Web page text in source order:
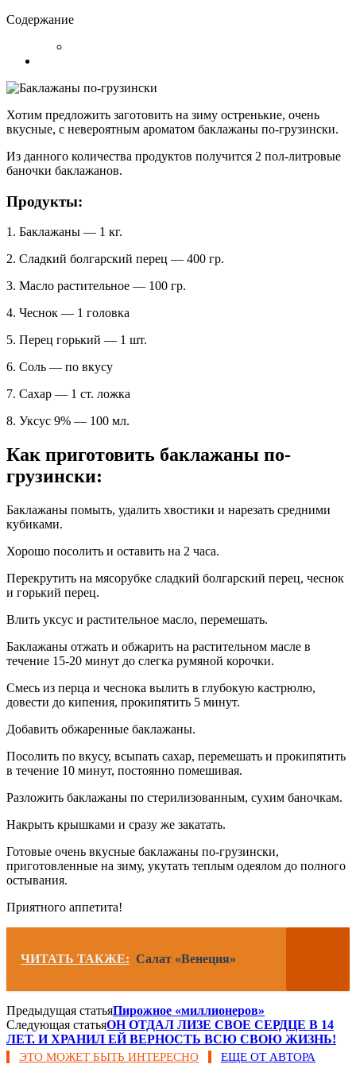
Содержание
Хотим предложить заготовить на зиму остренькие, очень
вкусные, с невероятным ароматом баклажаны по-грузински.
Из данного количества продуктов получится 2 пол-литровые
баночки баклажанов.
Продукты:
1. Баклажаны — 1 кг.
2. Сладкий болгарский перец — 400 гр.
3. Масло растительное — 100 гр.
4. Чеснок — 1 головка
5. Перец горький — 1 шт.
6. Соль — по вкусу
7. Сахар — 1 ст. ложка
8. Уксус 9% — 100 мл.
Как приготовить баклажаны по-
грузински:
Баклажаны помыть, удалить хвостики и нарезать средними
кубиками.
Хорошо посолить и оставить на 2 часа.
Перекрутить на мясорубке сладкий болгарский перец, чеснок
и горький перец.
Влить уксус и растительное масло, перемешать.
Баклажаны отжать и обжарить на растительном масле в
течение 15-20 минут до слегка румяной корочки.
Смесь из перца и чеснока вылить в глубокую кастрюлю,
довести до кипения, прокипятить 5 минут.
Добавить обжаренные баклажаны.
Посолить по вкусу, всыпать сахар, перемешать и прокипятить
в течение 10 минут, постоянно помешивая.
Разложить баклажаны по стерилизованным, сухим баночкам.
Накрыть крышками и сразу же закатать.
Готовые очень вкусные баклажаны по-грузински,
приготовленные на зиму, укутать теплым одеялом до полного
остывания.
Приятного аппетита!
ЧИТАТЬ ТАКЖЕ: Салат «Венеция»
Предыдущая статьяПирожное «миллионеров»
Следующая статьяОН ОТДАЛ ЛИЗЕ СВОЕ СЕРДЦЕ В 14
ЛЕТ. И ХРАНИЛ ЕЙ ВЕРНОСТЬ ВСЮ СВОЮ ЖИЗНЬ!
ЭТО МОЖЕТ БЫТЬ ИНТЕРЕСНО ЕЩЕ ОТ АВТОРА